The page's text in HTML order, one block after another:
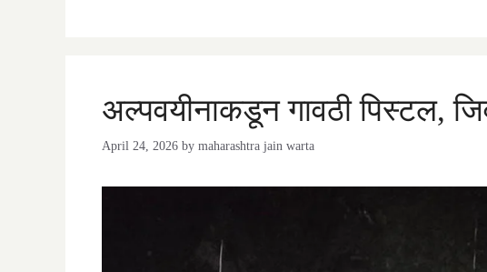
अल्पवयीनाकडून गावठी पिस्टल,
April 24, 2026 by maharashtra jain warta